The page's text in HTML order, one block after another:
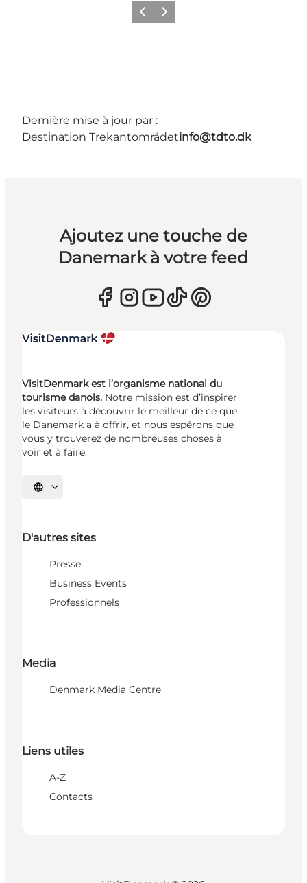
PrécédentSuivant
Dernière mise à jour par :
Destination Trekantområdetinfo@tdto.dk
Ajoutez une touche de
Danemark à votre feed
VisitDenmark est l’organisme national du
tourisme danois. Notre mission est d’inspirer
les visiteurs à découvrir le meilleur de ce que
le Danemark a à offrir, et nous espérons que
vous y trouverez de nombreuses choses à
voir et à faire.
Choisissez la langue
D'autres sites
Presse
Business Events
Professionnels
Media
Denmark Media Centre
Liens utiles
A-Z
Contacts